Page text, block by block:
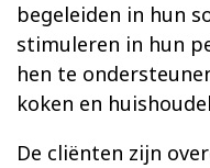
begeleiden in hun
stimuleren in hun
hen te
koken en
De cliënten zijn